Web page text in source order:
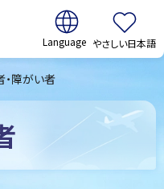
翻訳:
やさしい日本語
・障がい者